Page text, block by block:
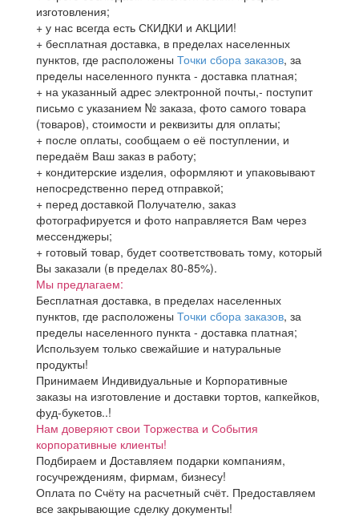
изготовления;
+ у нас всегда есть СКИДКИ и АКЦИИ!
+ бесплатная доставка, в пределах населенных
пунктов, где расположены Точки сбора заказов, за
пределы населенного пункта - доставка платная;
+ на указанный адрес электронной почты,- поступит
письмо с указанием № заказа, фото самого товара
(товаров), стоимости и реквизиты для оплаты;
+ после оплаты, сообщаем о её поступлении, и
передаём Ваш заказ в работу;
+ кондитерские изделия, оформляют и упаковывают
непосредственно перед отправкой;
+ перед доставкой Получателю, заказ
фотографируется и фото направляется Вам через
мессенджеры;
+ готовый товар, будет соответствовать тому, который
Вы заказали (в пределах 80-85%).
Мы предлагаем:
Бесплатная доставка, в пределах населенных
пунктов, где расположены Точки сбора заказов, за
пределы населенного пункта - доставка платная;
Используем только свежайшие и натуральные
продукты!
Принимаем Индивидуальные и Корпоративные
заказы на изготовление и доставки тортов, капкейков,
фуд-букетов..!
Нам доверяют свои Торжества и События
корпоративные клиенты!
Подбираем и Доставляем подарки компаниям,
госучреждениям, фирмам, бизнесу!
Оплата по Счёту на расчетный счёт. Предоставляем
все закрывающие сделку документы!